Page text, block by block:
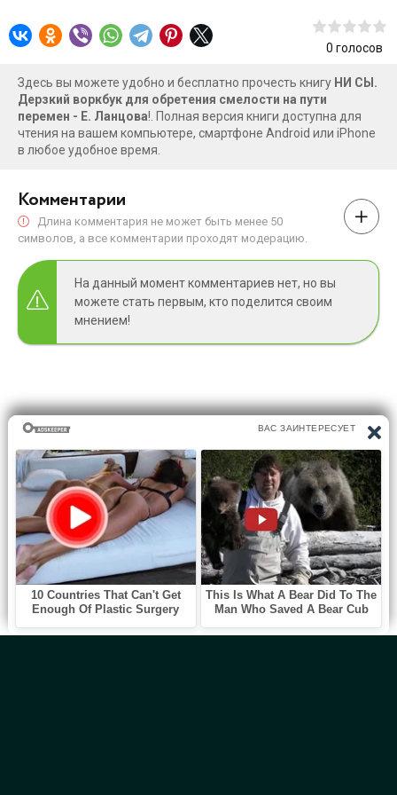
себе.Воркбук вдохновит вас идти по пути желаемых
перемен, поддержит и направит. Отвечая на вопросы и
вас нет задачи демонстрировать кому-то свои ответы
или делиться инсайтами.Это только ваша работа. И ваша
трансформация!
0 голосов
Здесь вы можете удобно и бесплатно прочесть книгу НИ СЫ.
Дерзкий воркбук для обретения смелости на пути
перемен - Е. Ланцова!. Полная версия книги доступна для
чтения на вашем компьютере, смартфоне Android или iPhone
в любое удобное время.
Комментарии
Длина комментария не может быть менее 50
символов, а все комментарии проходят модерацию.
На данный момент комментариев нет, но вы
можете стать первым, кто поделится своим
мнением!